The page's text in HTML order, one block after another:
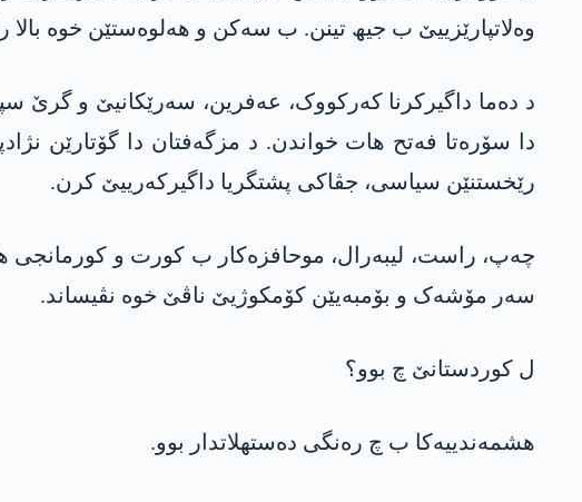
وەلاتپارێزییێ ب جیھ تینن. ب سەکن و ھەلوەستێن خوە بالا
د دەما داگیرکرنا کەرکووک، عەفرین، سەرێکانیێ و گرێ
دا سۆرەتا فەتح ھات خواندن. د مزگەفتان دا گۆتارێن
رێخستنێن سیاسی، جڤاکی پشتگریا داگیرکەرییێ کرن.
چەپ، راست، لیبەرال، موحافزەکار ب کورت و کورمانجی
سەر مۆشەک و بۆمبەیێن کۆمکوژیێ ناڤێ خوە نڤیساند.
ل کوردستانێ چ بوو؟
ھشمەندییەکا ب چ رەنگی دەستھلاتدار بوو.